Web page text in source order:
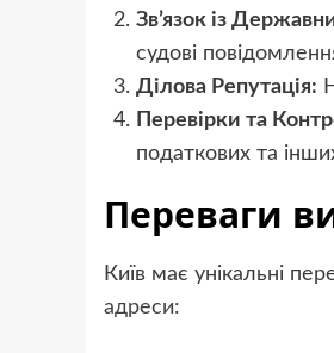
Зв’язок із
судові
Ділова Репутація:
Перевірки та
податкових та
Переваги
Київ має унікальні
адреси: